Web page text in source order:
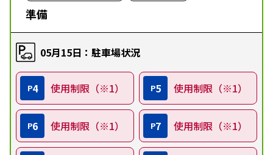
準備
05月15日：駐車場状況
P4 使用制限（※1） P5 使用制限（※1）
P6 使用制限（※1） P7 使用制限（※1）